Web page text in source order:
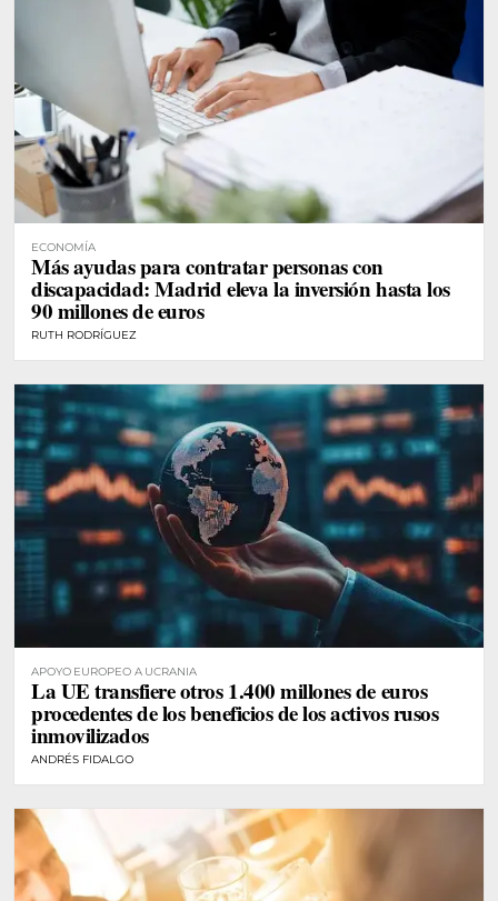
ECONOMÍA
Más ayudas para contratar personas con
discapacidad: Madrid eleva la inversión hasta los
90 millones de euros
RUTH RODRÍGUEZ
APOYO EUROPEO A UCRANIA
La UE transfiere otros 1.400 millones de euros
procedentes de los beneficios de los activos rusos
inmovilizados
ANDRÉS FIDALGO